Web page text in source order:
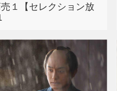
１【セレクション放